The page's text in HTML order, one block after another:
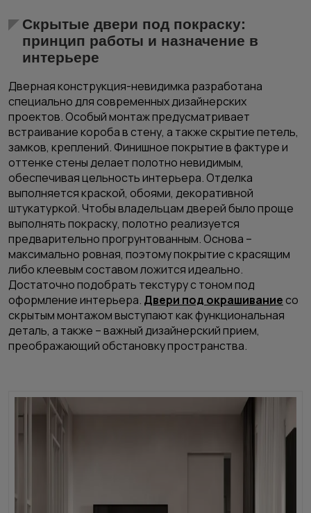
Скрытые двери под покраску:
принцип работы и назначение в
интерьере
Дверная конструкция-невидимка разработана
специально для современных дизайнерских
проектов. Особый монтаж предусматривает
встраивание короба в стену, а также скрытие петель,
замков, креплений. Финишное покрытие в фактуре и
оттенке стены делает полотно невидимым,
обеспечивая цельность интерьера. Отделка
выполняется краской, обоями, декоративной
штукатуркой. Чтобы владельцам дверей было проще
выполнять покраску, полотно реализуется
предварительно прогрунтованным. Основа –
максимально ровная, поэтому покрытие с красящим
либо клеевым составом ложится идеально.
Достаточно подобрать текстуру с тоном под
оформление интерьера. Двери под окрашиваниесо
скрытым монтажом выступают как функциональная
деталь, а также – важный дизайнерский прием,
преображающий обстановку пространства.